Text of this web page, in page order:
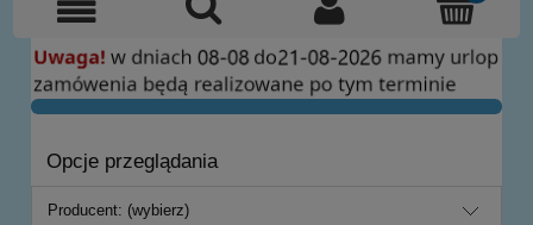
Opcje przeglądania
Producent: (wybierz)